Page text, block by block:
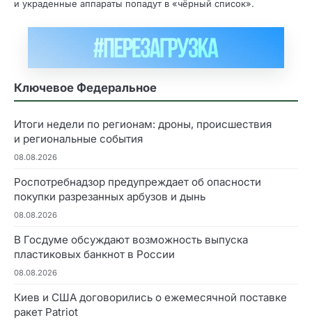
и украденные аппараты попадут в «чёрный список».
Ключевое Федеральное
Итоги недели по регионам: дроны, происшествия
и региональные события
08.08.2026
Роспотребнадзор предупреждает об опасности
покупки разрезанных арбузов и дынь
08.08.2026
В Госдуме обсуждают возможность выпуска
пластиковых банкнот в России
08.08.2026
Киев и США договорились о ежемесячной поставке
ракет Patriot